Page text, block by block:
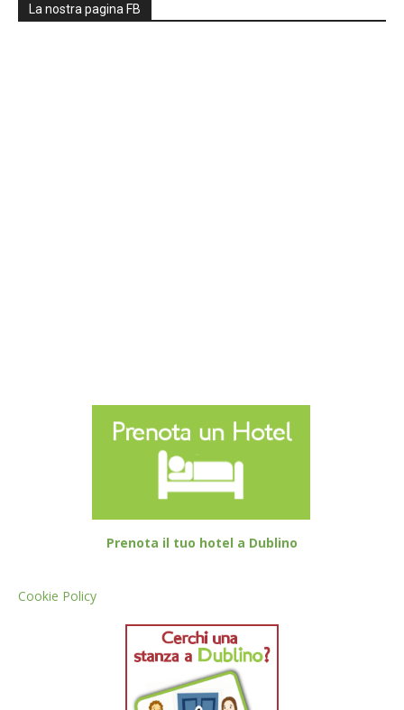
La nostra pagina FB
Prenota il tuo hotel a Dublino
Cookie Policy